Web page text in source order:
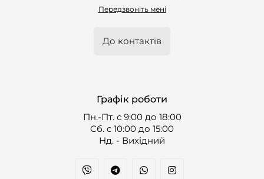
Передзвоніть мені
До контактів
Графік роботи
Пн.-Пт. с 9:00 до 18:00
Cб. с 10:00 до 15:00
Нд. - Вихідний